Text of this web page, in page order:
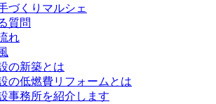
づくりマルシェ
質問
れ
の新築とは
の低燃費リフォームとは
事務所を紹介します